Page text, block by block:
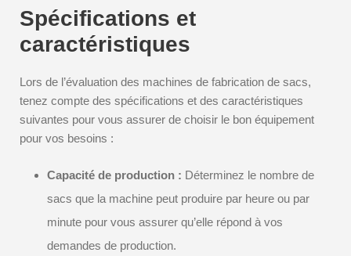
Spécifications et
caractéristiques
Lors de l’évaluation des machines de fabrication de sacs,
tenez compte des spécifications et des caractéristiques
suivantes pour vous assurer de choisir le bon équipement
pour vos besoins :
Capacité de production : Déterminez le nombre de
sacs que la machine peut produire par heure ou par
minute pour vous assurer qu’elle répond à vos
demandes de production.